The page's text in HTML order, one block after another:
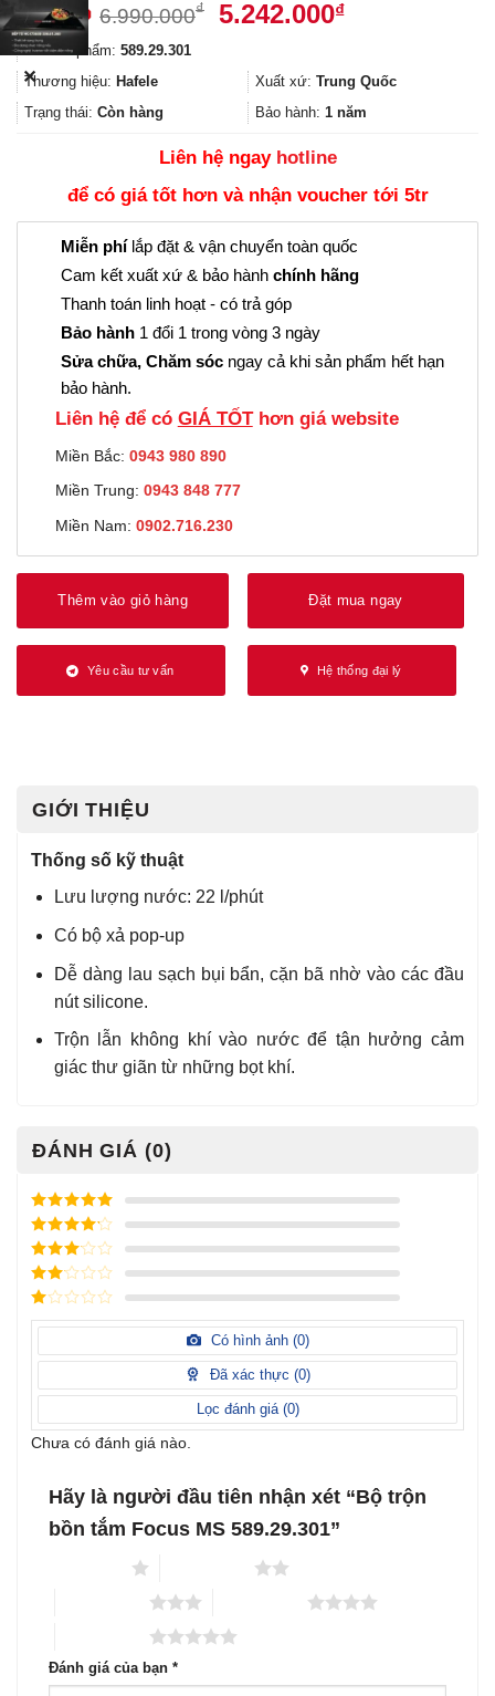
6.990.000₫
Giá
6.990.000₫.
5.242.000₫Giá
là:
5.242.000₫.
Mã sản phẩm: 589.29.301
Thương hiệu: Hafele Xuất xứ: Trung Quốc
Trạng thái: Còn hàng Bảo hành: 1 năm
Liên hệ ngay hotline
để có giá tốt hơn và nhận voucher tới 5tr
Miễn phílắp đặt & vận chuyển toàn quốc
Cam kết xuất xứ & bảo hành chính hãng
Thanh toán linh hoạt - có trả góp
Bảo hành 1 đổi 1 trong vòng 3 ngày
Sửa chữa, Chăm sóc ngay cả khi sản phẩm hết hạn
bảo hành.
Liên hệ để có GIÁ TỐThơn giá website
Miền Bắc: 0943 980 890
Miền Trung: 0943 848 777
Miền Nam: 0902.716.230
Thêm vào giỏ hàng Đặt mua ngay
Yêu cầu tư vấn Hệ thống đại lý
GIỚI THIỆU
Thống số kỹ thuật
Lưu lượng nước: 22 l/phút
Có bộ xả pop-up
Dễ dàng lau sạch bụi bẩn, cặn bã nhờ vào các đầu
nút silicone.
Trộn lẫn không khí vào nước để tận hưởng cảm
giác thư giãn từ những bọt khí.
ĐÁNH GIÁ (0)
Được xếp
hạng
5
sao
Được xếp
hạng
sao
Được
xếp
hạng3
5 sao
Được
hạng
sao
Được
1
sao
Có hình ảnh (0)
Đã xác thực (0)
Lọc đánh giá (0)
Chưa có đánh giá nào.
Hãy là người đầu tiên nhận xét “Bộ trộn
bồn tắm Focus MS 589.29.301”
Đánh giá của bạn *
✕